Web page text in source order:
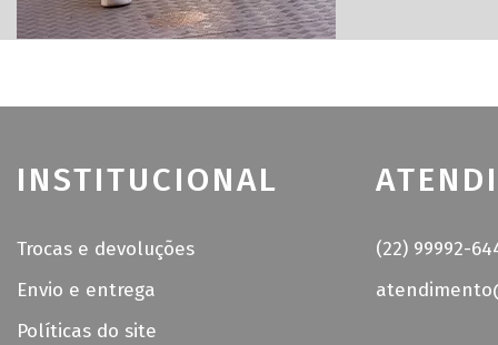
INSTITUCIONAL
Trocas e devoluções
Envio e entrega
Políticas do site
(22) 99992-